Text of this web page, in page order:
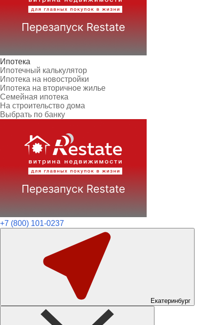
Ипотека
Ипотечный калькулятор
Ипотека на новостройки
Ипотека на вторичное жилье
Семейная ипотека
На строительство дома
Выбрать по банку
+7 (800) 101-0237
Екатеринбург